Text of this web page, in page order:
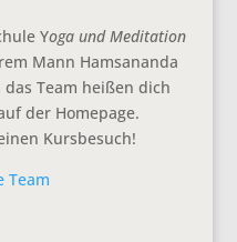
Yoga und Meditation
Mann Hamsananda
Team heißen dich
der Homepage.
Kursbesuch!
Team